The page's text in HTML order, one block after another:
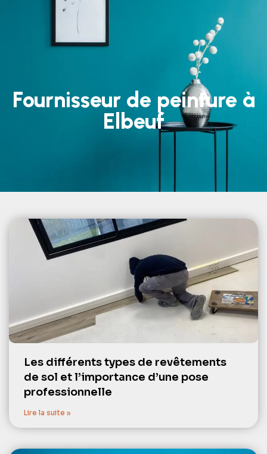
Fournisseur de peinture à
Elbeuf
Les différents types de revêtements
de sol et l’importance d’une pose
professionnelle
Lire la suite »